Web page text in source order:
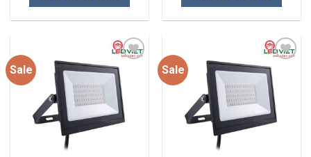
1.114.750 ₫.
Sale
Add to
wishlist
Sale
Add to
wishlist